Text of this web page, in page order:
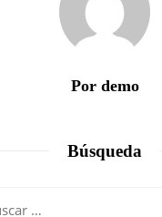
Por demo
Búsqueda